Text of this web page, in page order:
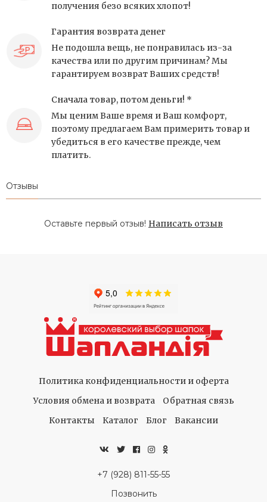
получения безо всяких хлопот!
Гарантия возврата денег
Не подошла вещь, не понравилась из-за
качества или по другим причинам? Мы
гарантируем возврат Ваших средств!
Сначала товар, потом деньги! *
Мы ценим Ваше время и Ваш комфорт,
поэтому предлагаем Вам примерить товар и
убедиться в его качестве прежде, чем
платить.
Отзывы
Оставьте первый отзыв! Написать отзыв
Политика конфиденциальности и оферта
Условия обмена и возврата
Обратная связь
Контакты
Каталог Блог Вакансии
+7 (928) 811-55-55
Позвонить